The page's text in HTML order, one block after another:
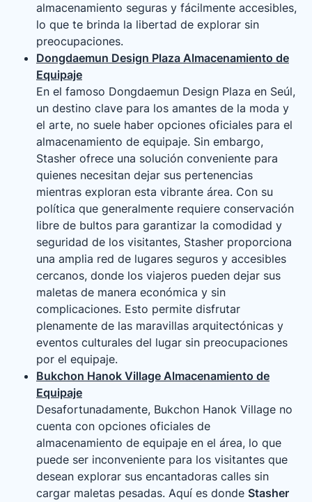
almacenamiento seguras y fácilmente accesibles,
lo que te brinda la libertad de explorar sin
preocupaciones.
Dongdaemun Design Plaza Almacenamiento de
Equipaje
En el famoso Dongdaemun Design Plaza en Seúl,
un destino clave para los amantes de la moda y
el arte, no suele haber opciones oficiales para el
almacenamiento de equipaje. Sin embargo,
Stasher ofrece una solución conveniente para
quienes necesitan dejar sus pertenencias
mientras exploran esta vibrante área. Con su
política que generalmente requiere conservación
libre de bultos para garantizar la comodidad y
seguridad de los visitantes, Stasher proporciona
una amplia red de lugares seguros y accesibles
cercanos, donde los viajeros pueden dejar sus
maletas de manera económica y sin
complicaciones. Esto permite disfrutar
plenamente de las maravillas arquitectónicas y
eventos culturales del lugar sin preocupaciones
por el equipaje.
Bukchon Hanok Village Almacenamiento de
Equipaje
Desafortunadamente, Bukchon Hanok Village no
cuenta con opciones oficiales de
almacenamiento de equipaje en el área, lo que
puede ser inconveniente para los visitantes que
desean explorar sus encantadoras calles sin
cargar maletas pesadas. Aquí es donde Stasher